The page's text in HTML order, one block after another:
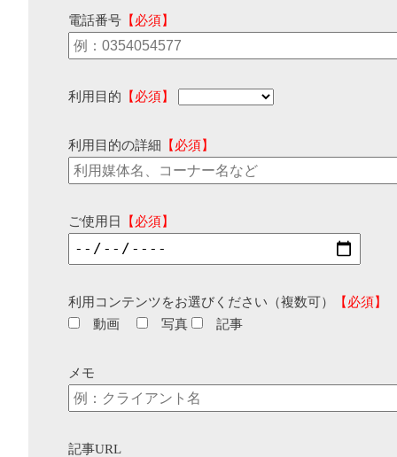
電話番号 【必須】
利用目的 【必須】
利用目的の詳細 【必須】
ご使用日 【必須】
利用コンテンツをお選びください（複数可）
【必須】
動画
写真 記事
メモ
記事URL